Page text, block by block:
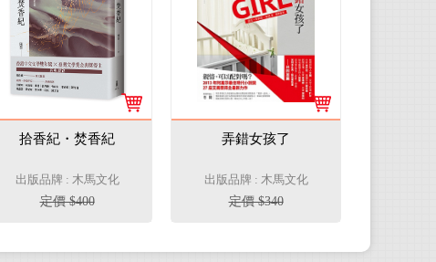
拾香紀・焚香紀
出版品牌 : 木馬文化
定價 $400
弄錯女孩了
出版品牌 : 木馬文化
定價 $340